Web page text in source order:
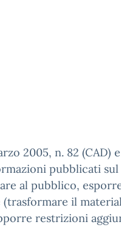
2005, n. 82 (CAD)
pubblicati
al pubblico,
il
restrizioni